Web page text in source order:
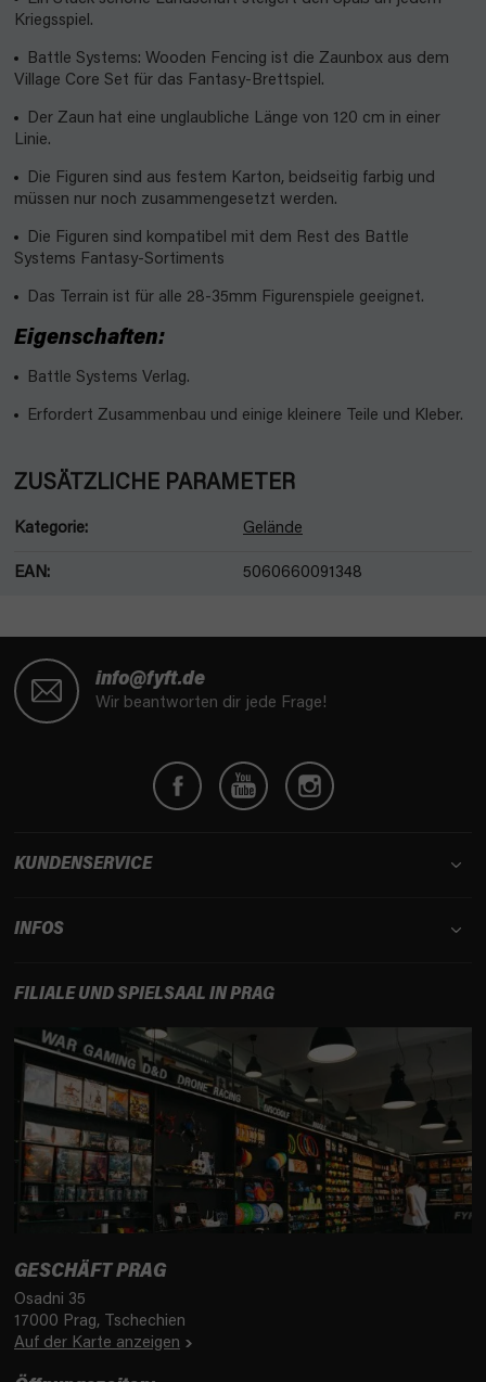
Kriegsspiel.
Battle Systems: Wooden Fencing ist die Zaunbox aus dem
Village Core Set für das Fantasy-Brettspiel.
Der Zaun hat eine unglaubliche Länge von 120 cm in einer
Linie.
Die Figuren sind aus festem Karton, beidseitig farbig und
müssen nur noch zusammengesetzt werden.
Die Figuren sind kompatibel mit dem Rest des Battle
Systems Fantasy-Sortiments
Das Terrain ist für alle 28-35mm Figurenspiele geeignet.
Eigenschaften:
Battle Systems Verlag.
Erfordert Zusammenbau und einige kleinere Teile und Kleber.
ZUSÄTZLICHE PARAMETER
Kategorie: Gelände
EAN: 5060660091348
info@fyft.de
Wir beantworten dir jede Frage!
KUNDENSERVICE
INFOS
FILIALE UND SPIELSAAL IN PRAG
GESCHÄFT PRAG
Osadni 35
17000 Prag, Tschechien
Auf der Karte anzeigen